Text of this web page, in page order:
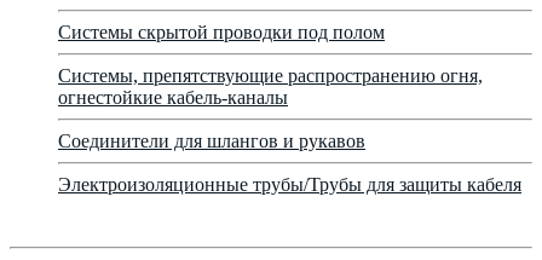
Системы скрытой проводки под полом
Системы, препятствующие распространению огня,
огнестойкие кабель-каналы
Соединители для шлангов и рукавов
Электроизоляционные трубы/Трубы для защиты кабеля